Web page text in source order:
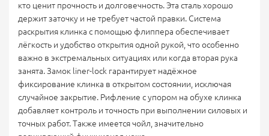
кто ценит прочность и долговечность. Эта сталь хорошо
держит заточку и не требует частой правки. Система
раскрытия клинка с помощью флиппера обеспечивает
лёгкость и удобство открытия одной рукой, что особенно
важно в экстремальных ситуациях или когда вторая рука
занята. Замок liner-lock гарантирует надёжное
фиксирование клинка в открытом состоянии, исключая
случайное закрытие. Рифление с упором на обухе клинка
добавляет контроль и точность при выполнении силовых и
точных работ. Также имеется чойл, значительно